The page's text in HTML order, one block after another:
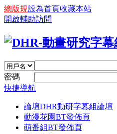
總版規設為首頁收藏本站
開啟輔助訪問
密碼
快捷導航
論壇DHR動研字幕組論壇
動漫花園BT發佈頁
萌番組BT發佈頁